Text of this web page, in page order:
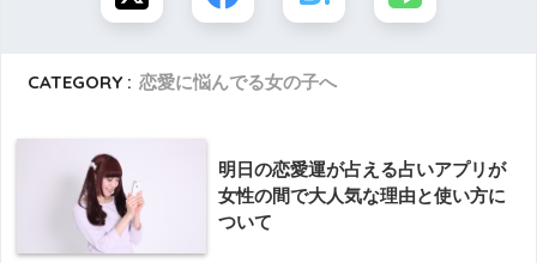
CATEGORY : 恋愛に悩んでる女の子へ
明日の恋愛運が占える占いアプリが
女性の間で大人気な理由と使い方に
ついて